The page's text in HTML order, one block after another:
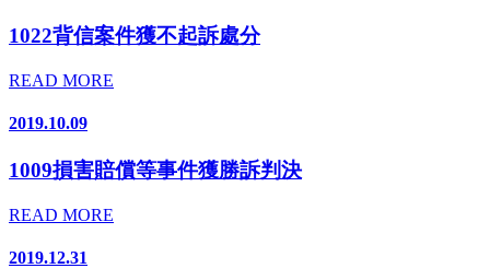
1022背信案件獲不起訴處分
READ MORE
2019.10.09
1009損害賠償等事件獲勝訴判決
READ MORE
2019.12.31